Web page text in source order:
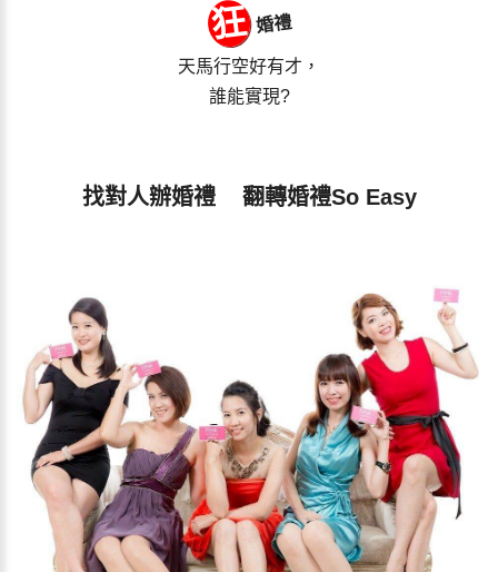
狂 婚禮
天馬行空好有才，
誰能實現?
找對人辦婚禮 翻轉婚禮So Easy